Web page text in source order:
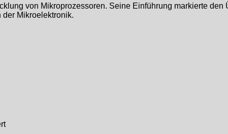
von Mikroprozessoren. Seine Einführung markierte den
Mikroelektronik.